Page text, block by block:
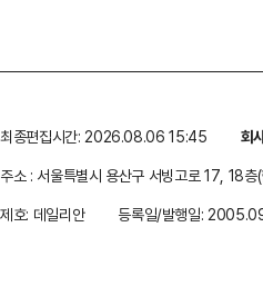
최종편집시간: 2026.08.06 15:45 회
주소 : 서울특별시 용산구 서빙고로 17, 18
제호: 데일리안
등록일/발행일: